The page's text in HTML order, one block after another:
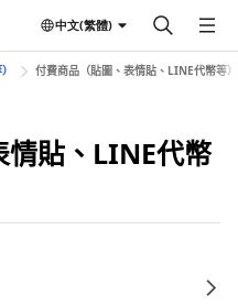
中文(繁體)
付費商品（貼圖、表情貼、LINE代幣等
情貼、LINE代幣